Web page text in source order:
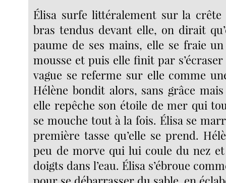
Élisa surfe littéralement sur la crête
bras tendus devant elle, on dirait
paume de ses mains, elle se fraie un
mousse et puis elle finit par
vague se referme sur elle comme
Hélène bondit alors, sans grâce
elle repêche son étoile de mer qui
se mouche tout à la fois. Élisa se
première tasse qu’elle se prend.
peu de morve qui lui coule du nez
doigts dans l’eau. Élisa s’ébroue